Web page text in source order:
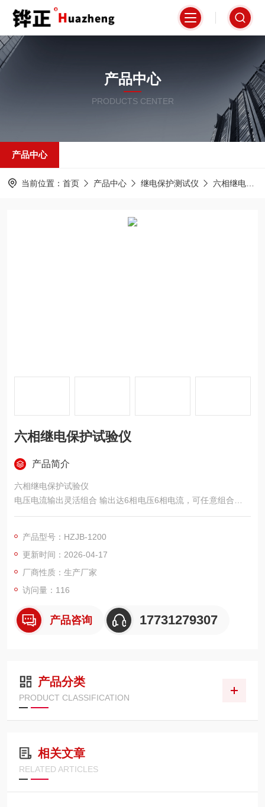
产品中心
PRODUCTS CENTER
产品中心
当前位置： 首页 产品中心 继电保护测试仪 六相继电保护测试仪
六相继电保护试验仪
产品简介
六相继电保护试验仪
电压电流输出灵活组合 输出达6相电压6相电流，可任意组合实现
常规4相电压3相电流型、6相电压型、6相电流型，以及12相型输
压器差动试验和厂用电快切和备自投试验。
产品型号：HZJB-1200
更新时间：2026-04-17
厂商性质：生产厂家
访问量：116
产品咨询 17731279307
产品分类
PRODUCT CLASSIFICATION
相关文章
RELATED ARTICLES